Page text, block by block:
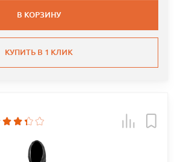
В КОРЗИНУ
КУПИТЬ В 1 КЛИК